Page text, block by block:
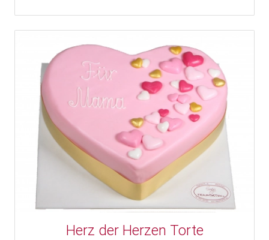
Herz der Herzen Torte